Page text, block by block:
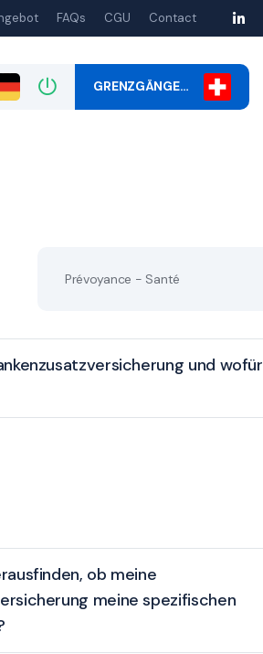
FAQs CGU Contact
GRENZGÄNGE…
Prévoyance - Santé
und wofür
ob meine
meine spezifischen